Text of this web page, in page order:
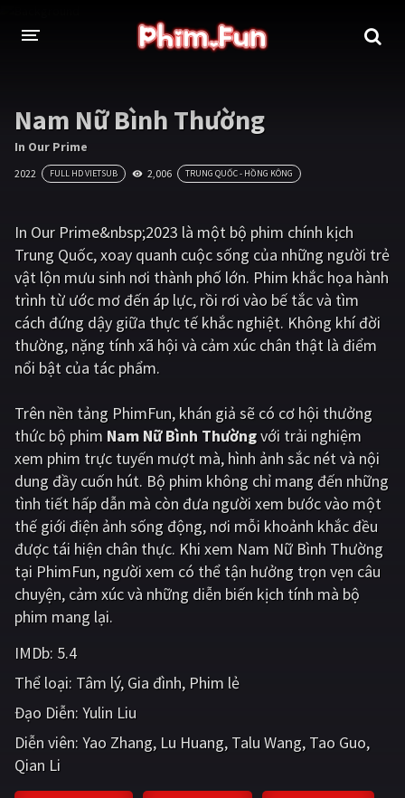
Thần thoại - Cổ trang
Tâm lý Chiến tranh
Kinh dị Tội phạm - Hình sự
Phiêu lưu Hài hước
Viễn tưởng Khoa học - Tài liệu
Hoạt hình
Giật gân Gia đình
Bí ẩn Lịch sử
Viễn Tây Tiểu sử
GameShow DramaTV
QUỐC GIA
Ấn Độ
Tổng hợp
CẬP NHẬT
Nam Nữ Bình Thường
In Our Prime
2022 FULL HD VIETSUB 2,006 TRUNG QUỐC - HỒNG KÔNG
In Our Prime&nbsp;2023 là một bộ phim chính kịch
Trung Quốc, xoay quanh cuộc sống của những người trẻ
vật lộn mưu sinh nơi thành phố lớn. Phim khắc họa hành
trình từ ước mơ đến áp lực, rồi rơi vào bế tắc và tìm
cách đứng dậy giữa thực tế khắc nghiệt. Không khí đời
thường, nặng tính xã hội và cảm xúc chân thật là điểm
nổi bật của tác phẩm.
Trên nền tảng PhimFun, khán giả sẽ có cơ hội thưởng
thức bộ phim Nam Nữ Bình Thườngvới trải nghiệm
xem phim trực tuyến mượt mà, hình ảnh sắc nét và nội
dung đầy cuốn hút. Bộ phim không chỉ mang đến những
tình tiết hấp dẫn mà còn đưa người xem bước vào một
thế giới điện ảnh sống động, nơi mỗi khoảnh khắc đều
được tái hiện chân thực. Khi xem Nam Nữ Bình Thường
tại PhimFun, người xem có thể tận hưởng trọn vẹn câu
chuyện, cảm xúc và những diễn biến kịch tính mà bộ
phim mang lại.
IMDb: 5.4
Thể loại: Tâm lý Gia đình Phim lẻ
Đạo Diễn: Yulin Liu
Diễn viên: Yao Zhang Lu Huang Talu Wang Tao Guo
Qian Li